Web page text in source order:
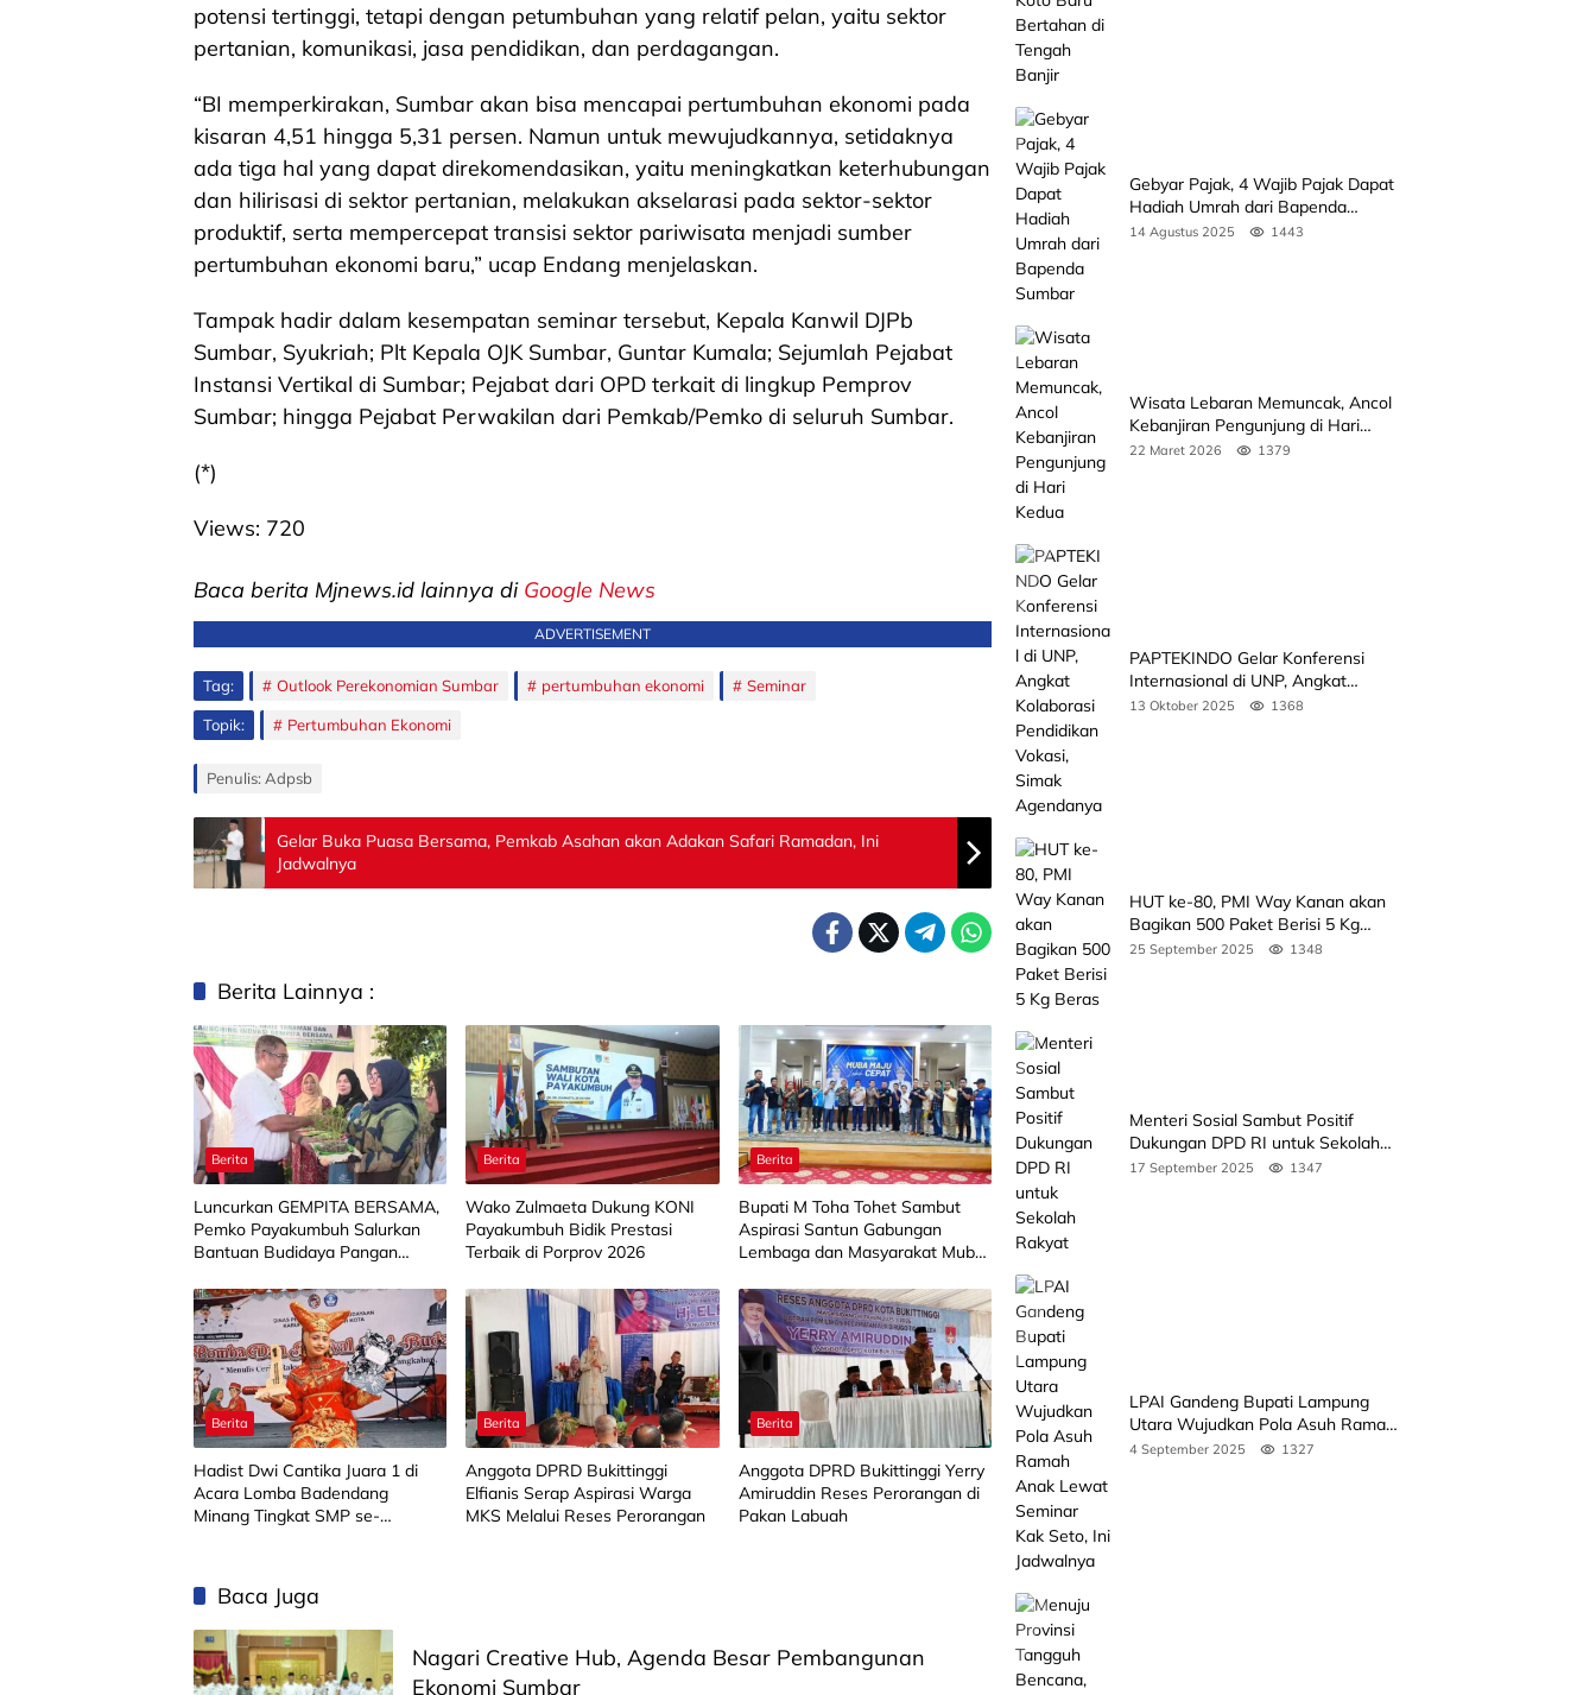
potensi tertinggi, tetapi dengan petumbuhan yang relatif pelan, yaitu sektor
pertanian, komunikasi, jasa pendidikan, dan perdagangan.
“BI memperkirakan, Sumbar akan bisa mencapai pertumbuhan ekonomi pada
kisaran 4,51 hingga 5,31 persen. Namun untuk mewujudkannya, setidaknya
ada tiga hal yang dapat direkomendasikan, yaitu meningkatkan keterhubungan
dan hilirisasi di sektor pertanian, melakukan akselarasi pada sektor-sektor
produktif, serta mempercepat transisi sektor pariwisata menjadi sumber
pertumbuhan ekonomi baru,” ucap Endang menjelaskan.
Tampak hadir dalam kesempatan seminar tersebut, Kepala Kanwil DJPb
Sumbar, Syukriah; Plt Kepala OJK Sumbar, Guntar Kumala; Sejumlah Pejabat
Instansi Vertikal di Sumbar; Pejabat dari OPD terkait di lingkup Pemprov
Sumbar; hingga Pejabat Perwakilan dari Pemkab/Pemko di seluruh Sumbar.
(*)
Views: 720
Baca berita Mjnews.id lainnya di Google News
ADVERTISEMENT
Tag: Outlook Perekonomian Sumbar pertumbuhan ekonomi Seminar
Topik: Pertumbuhan Ekonomi
Penulis: Adpsb
Gelar Buka Puasa Bersama, Pemkab Asahan akan Adakan Safari Ramadan, Ini
Jadwalnya
Berita Lainnya :
Berita
Luncurkan GEMPITA BERSAMA,
Pemko Payakumbuh Salurkan
Bantuan Budidaya Pangan
Berita
Wako Zulmaeta Dukung KONI
Payakumbuh Bidik Prestasi
Terbaik di Porprov 2026
Berita
Bupati M Toha Tohet Sambut
Aspirasi Santun Gabungan
Lembaga dan Masyarakat Muba
Berita
Hadist Dwi Cantika Juara 1 di
Acara Lomba Badendang
Minang Tingkat SMP se-
Berita
Anggota DPRD Bukittinggi
Elfianis Serap Aspirasi Warga
MKS Melalui Reses Perorangan
Berita
Anggota DPRD Bukittinggi Yerry
Amiruddin Reses Perorangan di
Pakan Labuah
Baca Juga
Nagari Creative Hub, Agenda Besar Pembangunan
Ekonomi Sumbar
Gebyar Pajak, 4 Wajib Pajak Dapat
Hadiah Umrah dari Bapenda
Sumbar
14 Agustus 2025 1443
Wisata Lebaran Memuncak, Ancol
Kebanjiran Pengunjung di Hari
Kedua
22 Maret 2026 1379
PAPTEKINDO Gelar Konferensi
Internasional di UNP, Angkat
Kolaborasi Pendidikan Vokasi,
13 Oktober 2025 1368
HUT ke-80, PMI Way Kanan akan
Bagikan 500 Paket Berisi 5 Kg
Beras
25 September 2025 1348
Menteri Sosial Sambut Positif
Dukungan DPD RI untuk Sekolah
Rakyat
17 September 2025 1347
LPAI Gandeng Bupati Lampung
Utara Wujudkan Pola Asuh Ramah
Anak Lewat Seminar Kak Seto, Ini
4 September 2025 1327